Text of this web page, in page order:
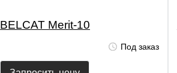
BELCAT Merit-10
Под заказ